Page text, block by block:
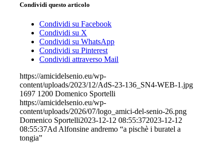
Condividi questo articolo
Condividi su Facebook
Condividi su X
Condividi su WhatsApp
Condividi su Pinterest
Condividi attraverso Mail
https://amicidelsenio.eu/wp-
content/uploads/2023/12/AdS-23-136_SN4-WEB-1.jpg
1697 1200 Domenico Sportelli
https://amicidelsenio.eu/wp-
content/uploads/2026/07/logo_amici-del-senio-26.png
Domenico Sportelli2023-12-12 08:55:372023-12-12
08:55:37Ad Alfonsine andremo “a pischè i buratel a
tongia”